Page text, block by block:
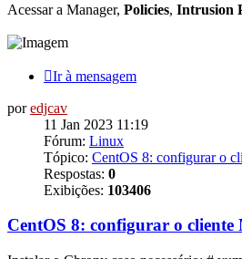
Acessar a Manager, Policies, Intrusion
Ir à mensagem
poredjcav
11 Jan 2023 11:19
Fórum: Linux
Tópico: CentOS 8: configurar o
Respostas: 0
Exibições: 103406
CentOS 8: configurar o